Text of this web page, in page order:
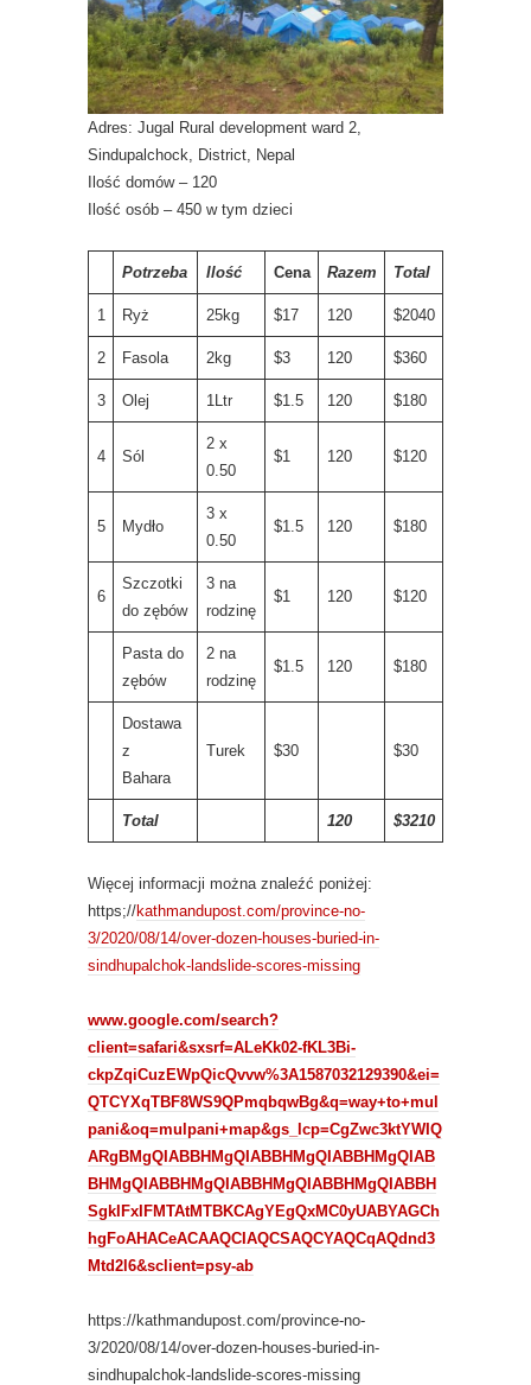
Adres: Jugal Rural development ward 2,
Sindupalchock, District, Nepal
Ilość domów – 120
Ilość osób – 450 w tym dzieci
Potrzeba Ilość Cena Razem Total
1 Ryż 25kg $17 120 $2040
2 Fasola 2kg $3 120 $360
3 Olej 1Ltr $1.5 120 $180
4 Sól
2 x
0.50
$1 120 $120
5 Mydło
3 x
0.50
$1.5 120 $180
6
Szczotki
do zębów
3 na
rodzinę
$1 120 $120
Pasta do
zębów
2 na
rodzinę
$1.5 120 $180
Dostawa
z
Bahara
Turek $30 $30
Total 120 $3210
Więcej informacji można znaleźć poniżej:
https;//kathmandupost.com/province-no-
3/2020/08/14/over-dozen-houses-buried-in-
sindhupalchok-landslide-scores-missing
www.google.com/search?
client=safari&sxsrf=ALeKk02-fKL3Bi-
ckpZqiCuzEWpQicQvvw%3A1587032129390&ei=
QTCYXqTBF8WS9QPmqbqwBg&q=way+to+mul
pani&oq=mulpani+map&gs_lcp=CgZwc3ktYWIQ
ARgBMgQIABBHMgQIABBHMgQIABBHMgQIAB
BHMgQIABBHMgQIABBHMgQIABBHMgQIABBH
SgkIFxIFMTAtMTBKCAgYEgQxMC0yUABYAGCh
hgFoAHACeACAAQCIAQCSAQCYAQCqAQdnd3
Mtd2l6&sclient=psy-ab
https://kathmandupost.com/province-no-
3/2020/08/14/over-dozen-houses-buried-in-
sindhupalchok-landslide-scores-missing